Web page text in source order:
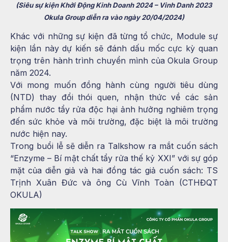
(Siêu sự kiện Khởi Động Kinh Doanh 2024 – Vinh Danh 2023
Okula Group diễn ra vào ngày 20/04/2024)
Khác với những sự kiện đã từng tổ chức, Module sự
kiện lần này dự kiến sẽ đánh dấu mốc cực kỳ quan
trọng trên hành trình chuyển mình của Okula Group
năm 2024.
Với mong muốn đồng hành cùng người tiêu dùng
(NTD) thay đổi thói quen, nhận thức về các sản
phẩm nước tẩy rửa độc hại ảnh hưởng nghiêm trọng
đến sức khỏe và môi trường, đặc biệt là môi trường
nước hiện nay.
Trong buổi lễ sẽ diễn ra Talkshow ra mắt cuốn sách
“Enzyme – Bí mật chất tẩy rửa thế kỷ XXI” với sự góp
mặt của diễn giả và hai đồng tác giả cuốn sách: TS
Trịnh Xuân Đức và ông Cù Vĩnh Toàn (CTHĐQT
OKULA)